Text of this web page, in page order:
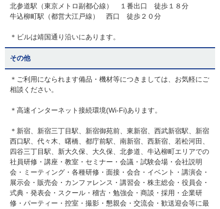
北参道駅（東京メトロ副都心線） １番出口 徒歩１８分
牛込柳町駅（都営大江戸線） 西口 徒歩２０分
＊ビルは靖国通り沿いにあります。
その他
＊ご利用になられます備品・機材等につきましては、お気軽にご
相談ください。
＊高速インターネット接続環境(Wi-Fi)あります。
＊新宿、新宿三丁目駅、新宿御苑前、東新宿、西武新宿駅、新宿
西口駅、代々木、曙橋、都庁前駅、南新宿、西新宿、若松河田、
四谷三丁目駅、新大久保、大久保、北参道、牛込柳町エリアでの
社員研修・講座・教室・セミナー・会議・試験会場・会社説明
会・ミーティング・各種研修・面接・会合・イベント・講演会・
展示会・販売会・カンファレンス・講習会・株主総会・役員会・
式典・発表会・スクール・稽古・勉強会・商談・採用・企業研
修・パーティー・控室・撮影・懇親会・交流会・歓送迎会等に最